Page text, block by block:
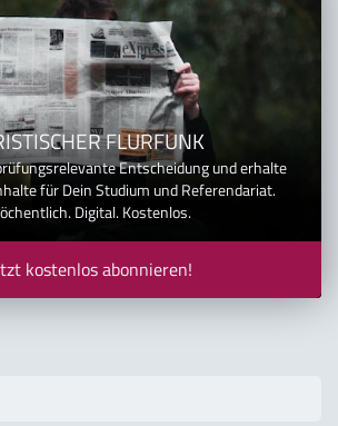
FLURFUNK
Entscheidung und erhalte
für Dein Studium und Referendariat.
Digital. Kostenlos.
kostenlos abonnieren!